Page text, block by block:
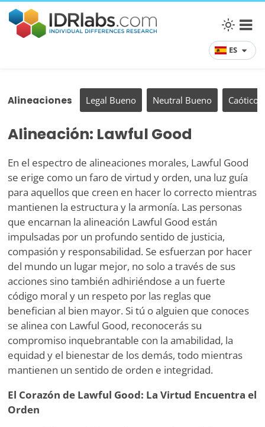
ES
Alineaciones Legal Bueno Neutral Bueno Caótico
Alineación: Lawful Good
En el espectro de alineaciones morales, Lawful Good
se erige como un faro de virtud y orden, una luz guía
para aquellos que creen en hacer lo correcto mientras
mantienen la estructura y la armonía. Las personas
que encarnan la alineación Lawful Good están
impulsadas por un profundo sentido de justicia,
compasión y responsabilidad. Se esfuerzan por hacer
del mundo un lugar mejor, no solo a través de sus
acciones sino también adhiriéndose a un fuerte
código moral y un respeto por las reglas que
benefician al bien mayor. Si tú o alguien que conoces
se alinea con Lawful Good, reconocerás su
compromiso inquebrantable con la amabilidad, la
equidad y el bienestar de los demás, todo mientras
mantienen un sentido de orden e integridad.
El Corazón de Lawful Good: La Virtud Encuentra el
Orden